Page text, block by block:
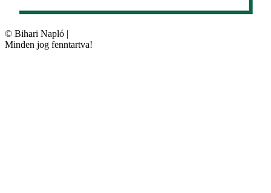
© Bihari Napló |
Minden jog fenntartva!